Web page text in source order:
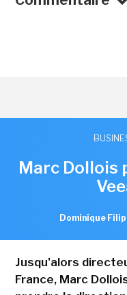
Marc Dollois
Dominique
Jusqu'alors
France, Marc